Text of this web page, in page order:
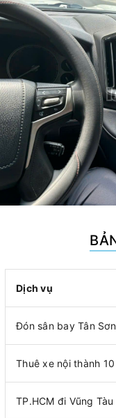
Dịch vụ
Đón sân bay Tân
Thuê xe nội thành
TP.HCM đi Vũng Tàu